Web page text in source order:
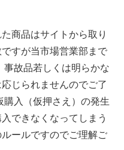
商品はサイトから取り
すが当市場営業部まで
事故品若しくは明らかな
じられませんのでご了
購入（仮押さえ）の発生
できなくなってしまう
ールですのでご理解ご